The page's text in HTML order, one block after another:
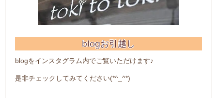
blogお引越し
blogをインスタグラム内でご覧いただけます♪
是非チェックしてみてください(*^_^*)